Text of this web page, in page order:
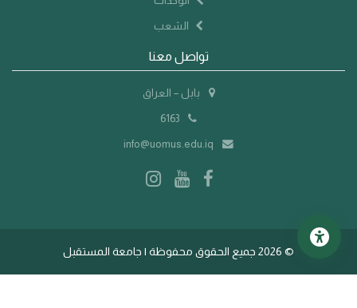
الشعب
تواصل معنا
بابل – العراق
info@uomus.edu.iq
© 2026 جميع الحقوق محفوظة | جامعة المستقبل